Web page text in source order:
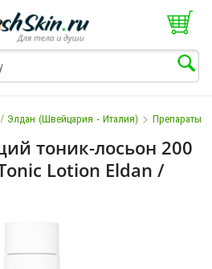
Элдан (Швейцария - Италия) > Препараты
тоник-лосьон 200
Lotion Eldan /